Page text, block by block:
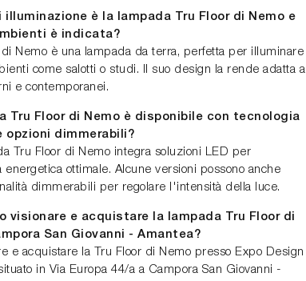
illuminazione è la lampada Tru Floor di Nemo e
è indicata?
di Nemo è una lampada da terra, perfetta per illuminare
come salotti o studi. Il suo design la rende adatta a
e contemporanei.
Tru Floor di Nemo è disponibile con tecnologia
opzioni dimmerabili?
Tru Floor di Nemo integra soluzioni LED per
energetica ottimale. Alcune versioni possono anche
dimmerabili per regolare l'intensità della luce.
visionare e acquistare la lampada Tru Floor di
San Giovanni - Amantea?
e acquistare la Tru Floor di Nemo presso Expo Design
in Via Europa 44/a a Campora San Giovanni -